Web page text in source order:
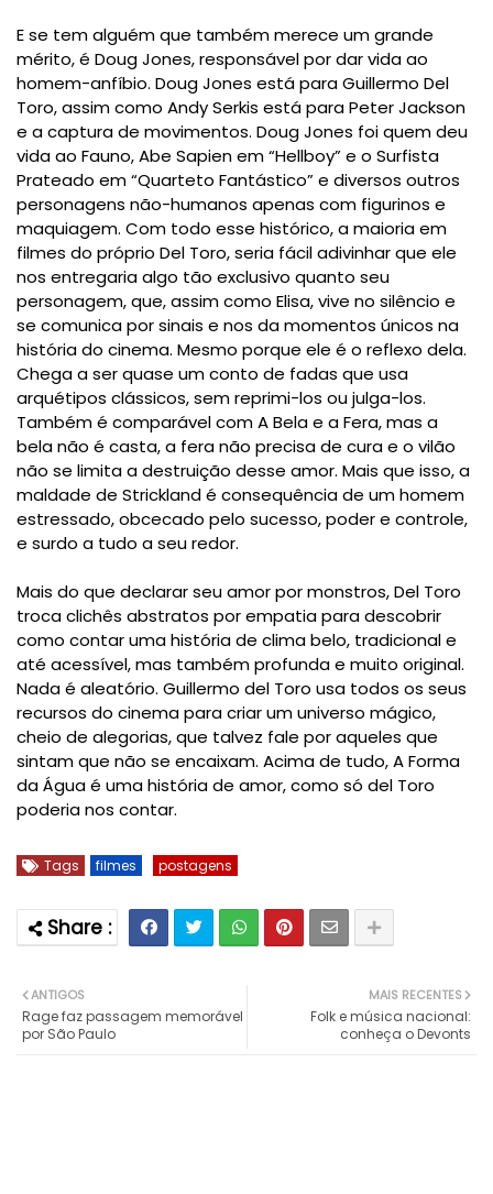
E se tem alguém que também merece um grande
mérito, é Doug Jones, responsável por dar vida ao
homem-anfíbio. Doug Jones está para Guillermo Del
Toro, assim como Andy Serkis está para Peter Jackson
e a captura de movimentos. Doug Jones foi quem deu
vida ao Fauno, Abe Sapien em “Hellboy” e o Surfista
Prateado em “Quarteto Fantástico” e diversos outros
personagens não-humanos apenas com figurinos e
maquiagem. Com todo esse histórico, a maioria em
filmes do próprio Del Toro, seria fácil adivinhar que ele
nos entregaria algo tão exclusivo quanto seu
personagem, que, assim como Elisa, vive no silêncio e
se comunica por sinais e nos da momentos únicos na
história do cinema. Mesmo porque ele é o reflexo dela.
Chega a ser quase um conto de fadas que usa
arquétipos clássicos, sem reprimi-los ou julga-los.
Também é comparável com A Bela e a Fera, mas a
bela não é casta, a fera não precisa de cura e o vilão
não se limita a destruição desse amor. Mais que isso, a
maldade de Strickland é consequência de um homem
estressado, obcecado pelo sucesso, poder e controle,
e surdo a tudo a seu redor.
Mais do que declarar seu amor por monstros, Del Toro
troca clichês abstratos por empatia para descobrir
como contar uma história de clima belo, tradicional e
até acessível, mas também profunda e muito original.
Nada é aleatório. Guillermo del Toro usa todos os seus
recursos do cinema para criar um universo mágico,
cheio de alegorias, que talvez fale por aqueles que
sintam que não se encaixam. Acima de tudo,A Forma
da Águaé uma história de amor, como só del Toro
poderia nos contar.
Tags filmes postagens
MAIS RECENTES
Folk e música nacional:
conheça o Devonts
ANTIGOS
Rage faz passagem memorável
por São Paulo